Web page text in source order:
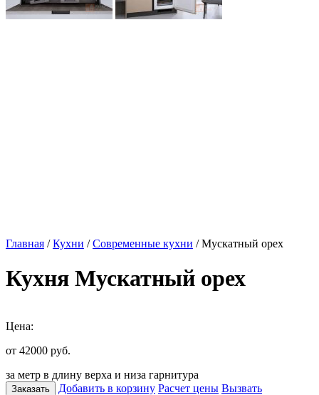
Главная /Кухни /Современные кухни / Мускатный орех
Кухня Мускатный орех
Цена:
от 42000 руб.
за метр в длину верха и низа гарнитура
Заказать Добавить в корзину Расчет цены Вызвать